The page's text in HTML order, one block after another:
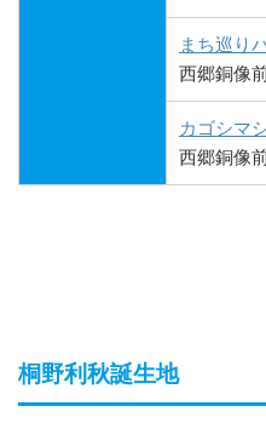
まち巡り
西郷銅像
カゴシマ
西郷銅像
桐野利秋誕生地